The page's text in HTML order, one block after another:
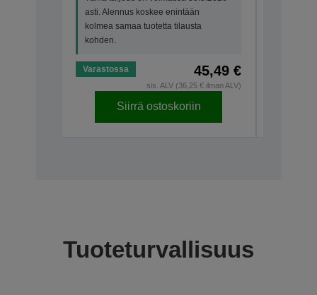
asti. Alennus koskee enintään
kolmea samaa tuotetta tilausta
kohden.
Varastossa 45,49 €
sis. ALV (36,25 € ilman ALV)
Siirrä ostoskoriin
Tuoteturvallisuus